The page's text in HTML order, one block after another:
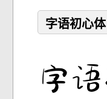
字语初心体